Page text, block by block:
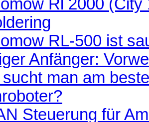
Rl 2000
RL-500 ist
Anfänger:
man am
Steuerung für